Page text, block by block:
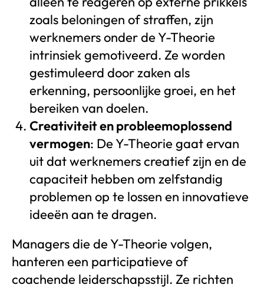
zoals beloningen of straffen, zijn
werknemers onder de Y-Theorie
intrinsiek gemotiveerd. Ze worden
gestimuleerd door zaken als
erkenning, persoonlijke groei, en het
bereiken van doelen.
Creativiteit en probleemoplossend
vermogen: De Y-Theorie gaat ervan
uit dat werknemers creatief zijn en de
capaciteit hebben om zelfstandig
problemen op te lossen en innovatieve
ideeën aan te dragen.
Managers die de Y-Theorie volgen,
hanteren een participatieve of
coachende leiderschapsstijl. Ze richten